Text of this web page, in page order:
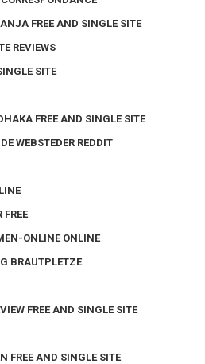
FREE AND SINGLE SITE
REVIEWS
SITE
FREE AND SINGLE SITE
WEBSTEDER REDDIT
FREE
ONLINE ONLINE
BRAUTPLETZE
FREE AND SINGLE SITE
FREE AND SINGLE SITE